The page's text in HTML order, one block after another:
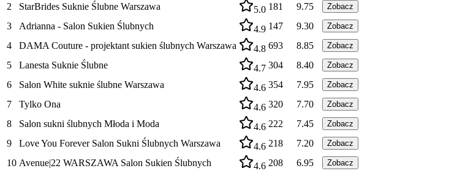
2 StarBrides Suknie Ślubne Warszawa 5.0 181 9.75 Zobacz
3 Adrianna - Salon Sukien Ślubnych 4.9 147 9.30 Zobacz
4 DAMA Couture - projektant sukien ślubnych Warszawa 4.8 693 8.85 Zobacz
5 Lanesta Suknie Ślubne 4.7 304 8.40 Zobacz
6 Salon White suknie ślubne Warszawa 4.6 354 7.95 Zobacz
7 Tylko Ona 4.6 320 7.70 Zobacz
8 Salon sukni ślubnych Młoda i Moda 4.6 222 7.45 Zobacz
9 Love You Forever Salon Sukni Ślubnych Warszawa 4.6 218 7.20 Zobacz
10 Avenue|22 WARSZAWA Salon Sukien Ślubnych 4.6 208 6.95 Zobacz